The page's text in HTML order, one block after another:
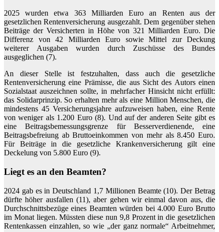
2025 wurden etwa 363 Milliarden Euro an Renten aus der
gesetzlichen Rentenversicherung ausgezahlt. Dem gegenüber stehen
Beiträge der Versicherten in Höhe von 321 Milliarden Euro. Die
Differenz von 42 Milliarden Euro sowie Mittel zur Deckung
weiterer Ausgaben wurden durch Zuschüsse des Bundes
ausgeglichen (7).
An dieser Stelle ist festzuhalten, dass auch die gesetzliche
Rentenversicherung eine Prämisse, die aus Sicht des Autors einen
Sozialstaat auszeichnen sollte, in mehrfacher Hinsicht nicht erfüllt:
das Solidarprinzip. So erhalten mehr als eine Million Menschen, die
mindestens 45 Versicherungsjahre aufzuweisen haben, eine Rente
von weniger als 1.200 Euro (8). Und auf der anderen Seite gibt es
eine Beitragsbemessungsgrenze für Besserverdienende, eine
Beitragsbefreiung ab Bruttoeinkommen von mehr als 8.450 Euro.
Für Beiträge in die gesetzliche Krankenversicherung gilt eine
Deckelung von 5.800 Euro (9).
Liegt es an den Beamten?
2024 gab es in Deutschland 1,7 Millionen Beamte (10). Der Betrag
dürfte höher ausfallen (11), aber gehen wir einmal davon aus, die
Durchschnittsbezüge eines Beamten würden bei 4.000 Euro Brutto
im Monat liegen. Müssten diese nun 9,8 Prozent in die gesetzlichen
Rentenkassen einzahlen, so wie „der ganz normale“ Arbeitnehmer,